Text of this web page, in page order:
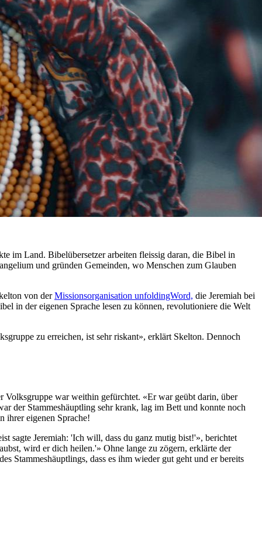
im Land. Bibelübersetzer arbeiten fleissig daran, die Bibel in
und gründen Gemeinden, wo Menschen zum Glauben
von derMissionsorganisation unfoldingWord, die Jeremiah bei
in der eigenen Sprache lesen zu können, revolutioniere die Welt
zu erreichen, ist sehr riskant», erklärt Skelton. Dennoch
Volksgruppe war weithin gefürchtet. «Er war geübt darin, über
der Stammeshäuptling sehr krank, lag im Bett und konnte noch
ihrer eigenen Sprache!
sagte Jeremiah: 'Ich will, dass du ganz mutig bist!'», berichtet
wird er dich heilen.'» Ohne lange zu zögern, erklärte der
Stammeshäuptlings, dass es ihm wieder gut geht und er bereits